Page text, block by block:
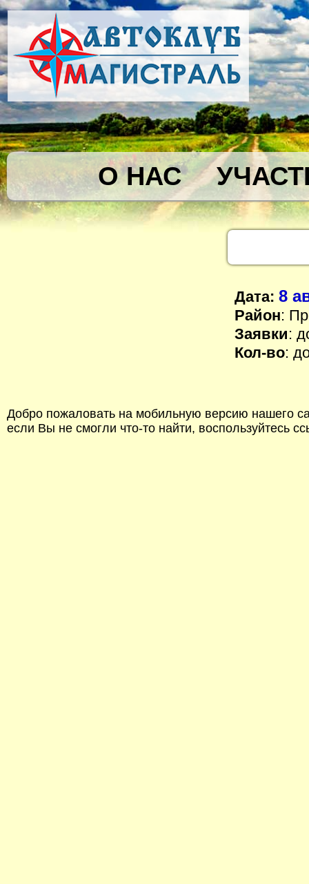
О НАС
Дата: 8
Район:
Заявки:
Кол-во:
Добро пожаловать на мобильную версию нашего
если Вы не смогли что-то найти, воспользуйтесь